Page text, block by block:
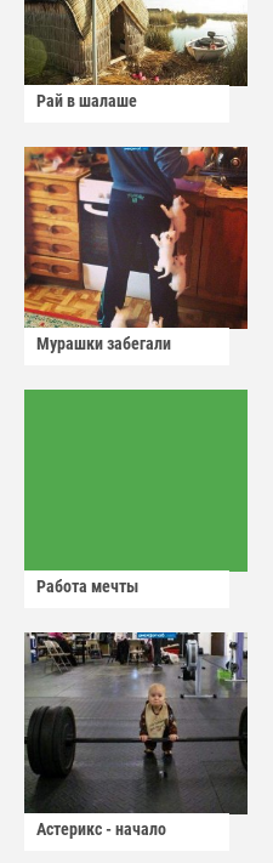
Рай в шалаше
Мурашки забегали
Работа мечты
Астерикс - начало